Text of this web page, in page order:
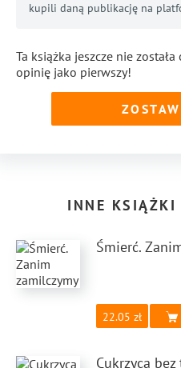
kupili daną publikację na
Ta książka jeszcze nie
opinię jako pierwszy!
INNE KSIĄŻKI
Śmierć.
22.05
Cukrzyca